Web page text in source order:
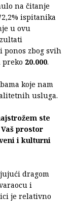
na čitanje
ispitanika
u ovu
ponos zbog svih
20.000.
koje nam
usluga.
ste
prostor
i kulturni
dragom
i
je relativno